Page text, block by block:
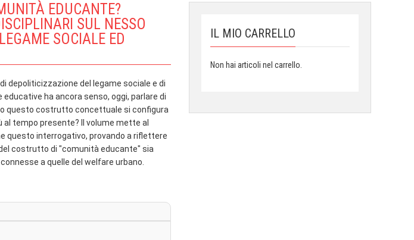
IL MIO CARRELLO
Non hai articoli nel carrello.
EDUCANTE?
SUL NESSO
SOCIALE ED
depoliticizzazione del legame sociale e di
ha ancora senso, oggi, parlare di
questo costrutto concettuale si configura
al tempo presente? Il volume mette al
questo interrogativo, provando a riflettere
costrutto di "comunità educante" sia
a quelle del welfare urbano.